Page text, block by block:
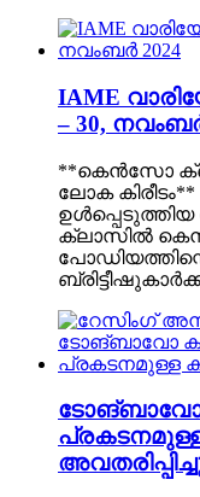
IAME
– 30,
**കെൻസോ
ലോക
ഉൾപ്പെടുത്തിയ
ക്ലാസിൽ
ടോങ്‌ബാവോ
പ്രകടനമുള്ള